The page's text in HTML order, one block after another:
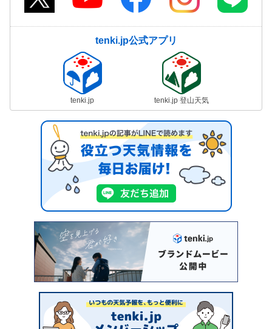
tenki.jp公式アプリ
tenki.jp tenki.jp 登山天気